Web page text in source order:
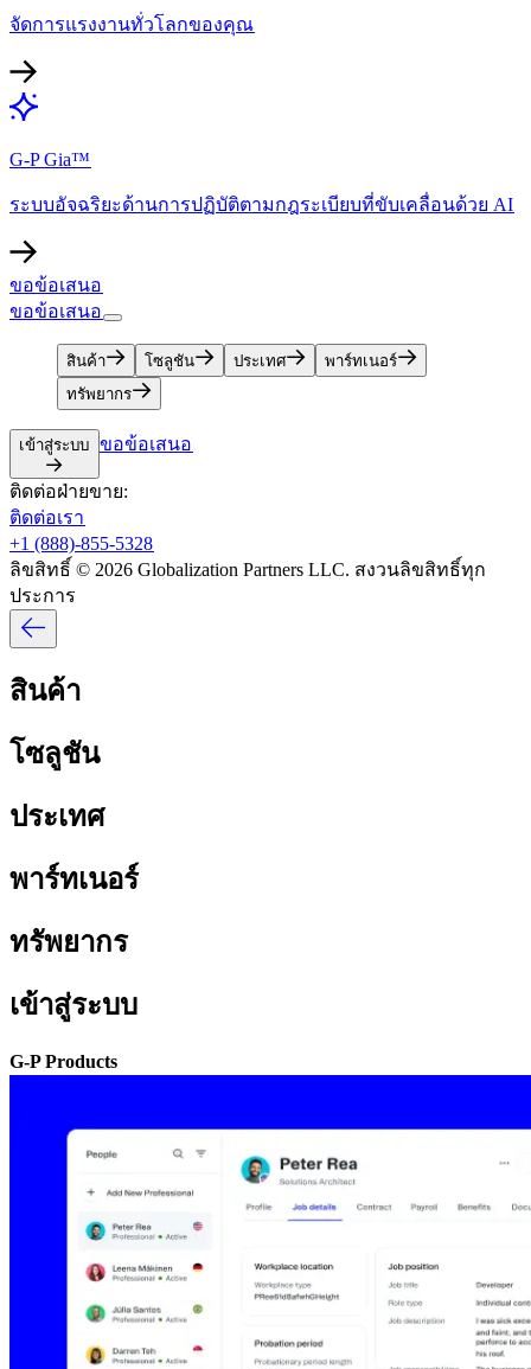
จัดการแรงงานทั่วโลกของคุณ​​
G-P Gia™​​
ระบบอัจฉริยะด้านการปฏิบัติตามกฎระเบียบที่ขับเคลื่อนด้วย AI​​
ขอข้อเสนอ​​
ขอข้อเสนอ​​
สินค้า​​ โซลูชัน​​ ประเทศ​​
พาร์ทเนอร์​​
ทรัพยากร​​
เข้าสู่ระบบ​​ ขอข้อเสนอ​​
ติดต่อฝ่ายขาย:​​
ติดต่อเรา​​
+1 (888)-855-5328​​
ลิขสิทธิ์ © 2026 Globalization Partners LLC. สงวนลิขสิทธิ์ทุก
ประการ​​
สินค้า​​
โซลูชัน​​
ประเทศ​​
พาร์ทเนอร์​​
ทรัพยากร​​
เข้าสู่ระบบ​​
G-P Products​​